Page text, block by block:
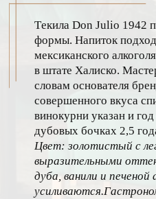
Tекила Don Julio 1942
формы. Напиток
мексиканского
в штате Халиско.
словам основателя
совершенного вкуса
винокурни указан и
дубовых бочках 2,5
Цвет: золотистый с
выразительными
дуба, ванили и печеной